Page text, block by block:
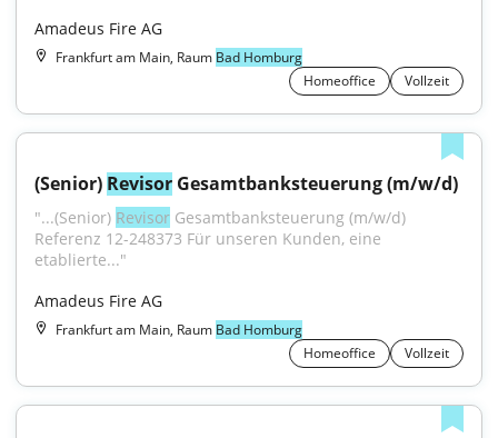
Amadeus Fire AG
Frankfurt am Main, Raum Bad Homburg
Homeoffice
Vollzeit
(Senior) Revisor Gesamtbanksteuerung (m/w/d)
"...(Senior) Revisor Gesamtbanksteuerung (m/w/d)
Referenz 12-248373 Für unseren Kunden, eine
etablierte..."
Amadeus Fire AG
Frankfurt am Main, Raum Bad Homburg
Homeoffice
Vollzeit